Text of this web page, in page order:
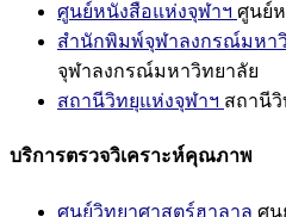
ศูนย์หนังสือแห่งจุฬาฯ ศูนย์
สำนักพิมพ์จุฬาลงกรณ์มหา
จุฬาลงกรณ์มหาวิทยาลัย
สถานีวิทยุแห่งจุฬาฯ สถานี
บริการตรวจวิเคราะห์คุณภาพ
ศูนย์วิทยาศาสตร์ฮาลาล ศูน